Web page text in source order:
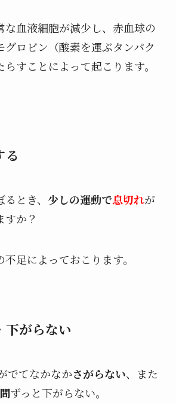
な血液細胞が減少し、赤血球の
グロビン（酸素を運ぶタンパク
すことによって起こります。
る
とき、 少しの運動で息切れが
すか？
足によっておこります。
下がらない
でてなかなかさがらない、また
ずっと下がらない。